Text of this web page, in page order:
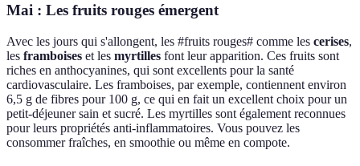
Mai : Les fruits rouges émergent
Avec les jours qui s'allongent, les #fruits rouges# comme les cerises,
les framboises et les myrtilles font leur apparition. Ces fruits sont
riches en anthocyanines, qui sont excellents pour la santé
cardiovasculaire. Les framboises, par exemple, contiennent environ
6,5 g de fibres pour 100 g, ce qui en fait un excellent choix pour un
petit-déjeuner sain et sucré. Les myrtilles sont également reconnues
pour leurs propriétés anti-inflammatoires. Vous pouvez les
consommer fraîches, en smoothie ou même en compote.